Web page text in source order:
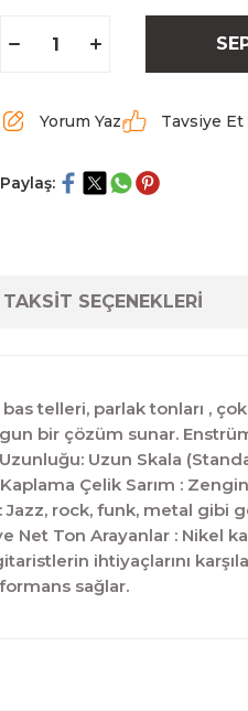
Yorum Yaz Tavsiye Et
Paylaş:
TAKSİT SEÇENEKLERİ
telleri, parlak tonları ,
bir çözüm sunar.
Uzunluğu: Uzun Skala
Çelik Sarım :
rock, funk, metal gibi
Net Ton Arayanlar : Nikel
ihtiyaçlarını
sağlar.